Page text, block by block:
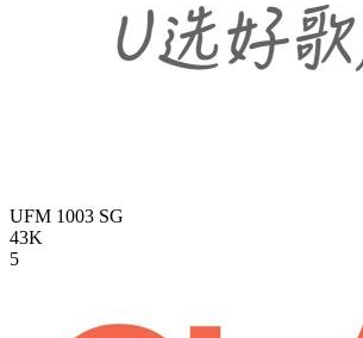
UFM 1003 SG
43K
5